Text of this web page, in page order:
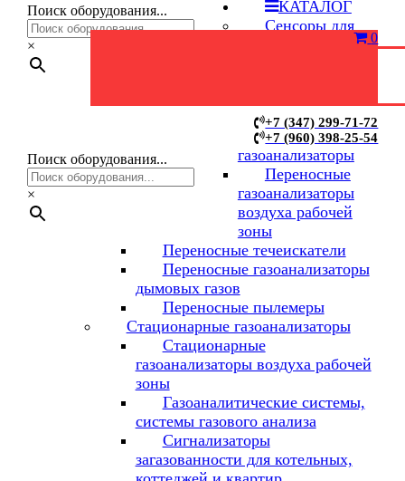
Поиск оборудования...
×
0
+7 (347) 299-71-72
+7 (960) 398-25-54
Поиск оборудования...
×
КАТАЛОГ
Сенсоры для
газоанализаторов
газоанализаторы
Переносные
газоанализаторы
воздуха рабочей
зоны
Переносные течеискатели
Переносные газоанализаторы
дымовых газов
Переносные пылемеры
Стационарные газоанализаторы
Стационарные
газоанализаторы воздуха рабочей
зоны
Газоаналитические системы,
системы газового анализа
Сигнализаторы
загазованности для котельных,